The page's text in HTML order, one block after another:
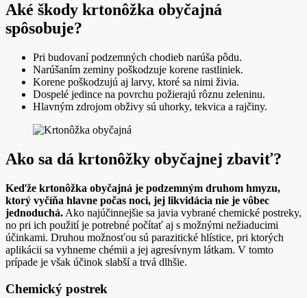
Aké škody krtonôžka obyčajná
spôsobuje?
Pri budovaní podzemných chodieb narúša pôdu.
Narúšaním zeminy poškodzuje korene rastliniek.
Korene poškodzujú aj larvy, ktoré sa nimi živia.
Dospelé jedince na povrchu požierajú rôznu zeleninu.
Hlavným zdrojom obživy sú uhorky, tekvica a rajčiny.
Ako sa dá krtonôžky obyčajnej zbaviť?
Keďže krtonôžka obyčajná je podzemným druhom hmyzu,
ktorý vyčíňa hlavne počas noci, jej likvidácia nie je vôbec
jednoduchá. Ako najúčinnejšie sa javia vybrané chemické postreky,
no pri ich použití je potrebné počítať aj s možnými nežiaducimi
účinkami. Druhou možnosťou sú parazitické hlístice, pri ktorých
aplikácii sa vyhneme chémii a jej agresívnym látkam. V tomto
prípade je však účinok slabší a trvá dlhšie.
Chemický postrek